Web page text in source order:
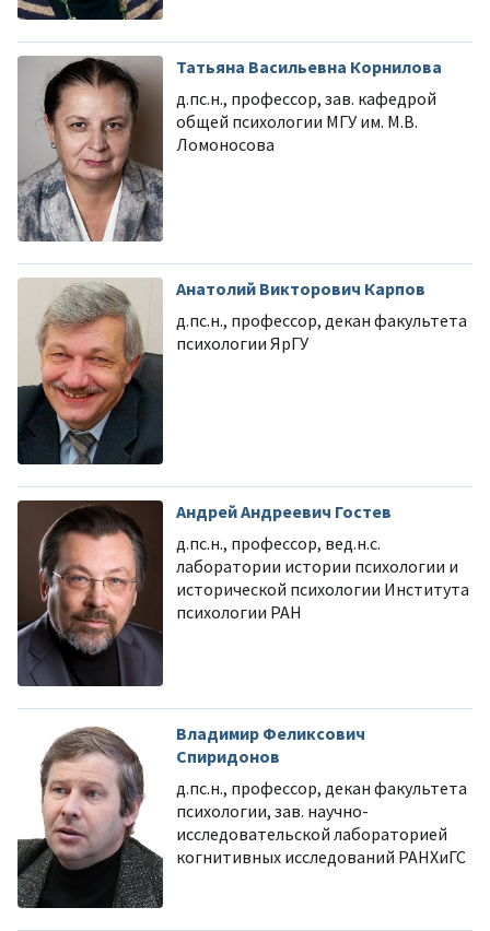
Татьяна Васильевна Корнилова
д.пс.н., профессор, зав. кафедрой
общей психологии МГУ им. М.В.
Ломоносова
Анатолий Викторович Карпов
д.пс.н., профессор, декан факультета
психологии ЯрГУ
Андрей Андреевич Гостев
д.пс.н., профессор, вед.н.с.
лаборатории истории психологии и
исторической психологии Института
психологии РАН
Владимир Феликсович
Спиридонов
д.пс.н., профессор, декан факультета
психологии, зав. научно-
исследовательской лабораторией
когнитивных исследований РАНХиГС